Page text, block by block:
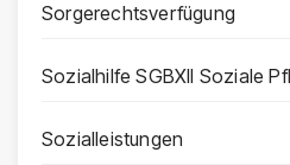
Sorgerechtsverfügung
Sozialhilfe SGBXII Soziale
Sozialleistungen